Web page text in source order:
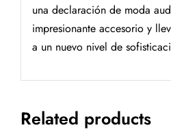
una declaración de moda
impresionante accesorio y
a un nuevo nivel de
Related products